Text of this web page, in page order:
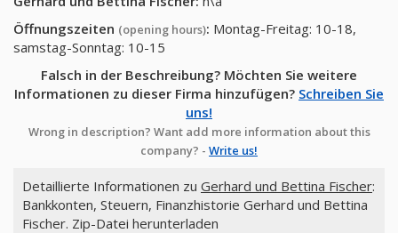
Öffnungszeiten (opening hours): Montag-Freitag: 10-18,
samstag-Sonntag: 10-15
Falsch in der Beschreibung? Möchten Sie weitere
Informationen zu dieser Firma hinzufügen? Schreiben Sie
uns!
Wrong in description? Want add more information about this
company? - Write us!
Detaillierte Informationen zu Gerhard und Bettina Fischer:
Bankkonten, Steuern, Finanzhistorie Gerhard und Bettina
Fischer. Zip-Datei herunterladen